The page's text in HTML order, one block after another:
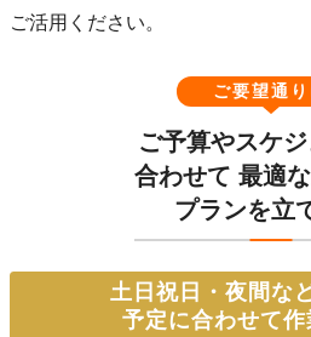
ご活用ください。
ご要望通り
ご予算やスケ
合わせて 最適
プランを立
土日祝日・夜間な
予定に合わせて作